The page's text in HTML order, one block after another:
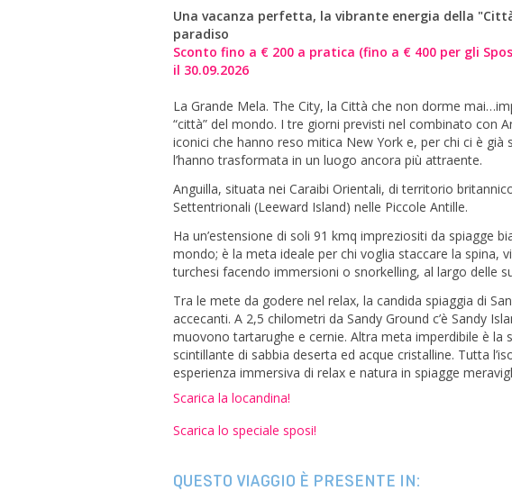
Una vacanza perfetta, la vibrante energia della
paradiso
Sconto fino a € 200 a pratica (fino a € 400 per gli
il 30.09.2026
La Grande Mela. The City, la Città che non dorme
“città” del mondo. I tre giorni previsti nel combinato con
iconici che hanno reso mitica New York e, per chi ci è
l’hanno trasformata in un luogo ancora più attraente.
Anguilla, situata nei Caraibi Orientali, di territorio
Settentrionali (Leeward Island) nelle Piccole Antille.
Ha un’estensione di soli 91 kmq impreziositi da spiagge
mondo; è la meta ideale per chi voglia staccare la spina,
turchesi facendo immersioni o snorkelling, al largo delle
Tra le mete da godere nel relax, la candida spiaggia di
accecanti. A 2,5 chilometri da Sandy Ground c’è Sandy
muovono tartarughe e cernie. Altra meta imperdibile è la
scintillante di sabbia deserta ed acque cristalline. Tutta
esperienza immersiva di relax e natura in spiagge
Scarica la locandina!
Scarica lo speciale sposi!
QUESTO VIAGGIO È PRESENTE IN: